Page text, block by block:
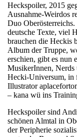
Heckspoiler, 2015
Ausnahme-Weirdos
Duo
deutsche Texte, viel
brauchen die Heckis
Album der Truppe,
erschien, gibt es nun
MusikerInnen,
Hecki-Universum, in
Illustrator
– kana wü ins
Heckspoiler sind
schönen Almtal in
der Peripherie